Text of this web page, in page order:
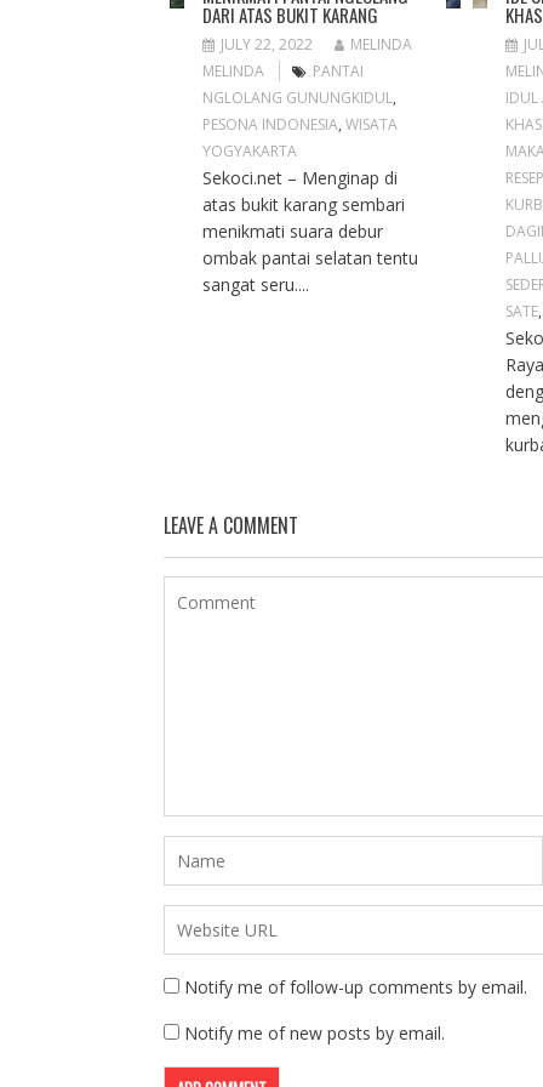
DARI ATAS BUKIT KARANG
JULY 22, 2022
MELINDA
MELINDA
PANTAI
NGLOLANG GUNUNGKIDUL,
PESONA INDONESIA, WISATA
YOGYAKARTA
Sekoci.net – Menginap di
atas bukit karang sembari
menikmati suara debur
ombak pantai selatan tentu
sangat seru....
IDUL
SATE,
LEAVE A COMMENT
Notify me of follow-up comments by email.
Notify me of new posts by email.